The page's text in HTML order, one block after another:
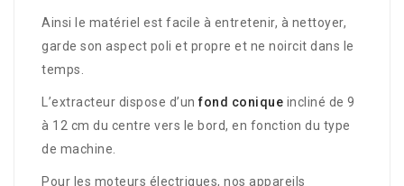
Ainsi le matériel est facile à entretenir, à nettoyer,
garde son aspect poli et propre et ne noircit dans le
temps.
L’extracteur dispose d’unfond conique incliné de 9
à 12 cm du centre vers le bord, en fonction du type
de machine.
Pour les moteurs électriques, nos appareils